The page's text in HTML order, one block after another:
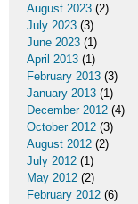
August 2023 (2)
July 2023 (3)
June 2023 (1)
April 2013 (1)
February 2013 (3)
January 2013 (1)
December 2012 (4)
October 2012 (3)
August 2012 (2)
July 2012 (1)
May 2012 (2)
February 2012 (6)